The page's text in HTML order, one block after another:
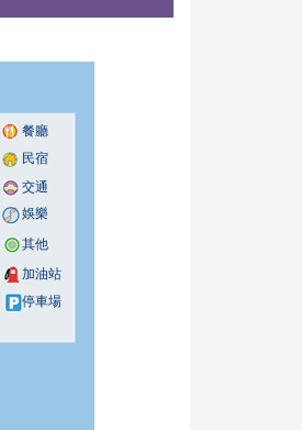
餐廳
民宿
交通
娛樂
其他
加油站
停車場